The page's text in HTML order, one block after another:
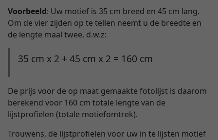
Voorbeeld: Uw motief is 35 cm breed en 45 cm lang.
Om de vier zijden op te tellen neemt u de breedte en
de lengte maal twee, d.w.z:
35 cm x 2 + 45 cm x 2 = 160 cm
De prijs voor de op maat gemaakte fotolijst is daarom
berekend voor 160 cm totale lengte van de
lijstprofielen (totale motiefomtrek).
Trouwens, de lijstprofielen voor uw in te lijsten motief